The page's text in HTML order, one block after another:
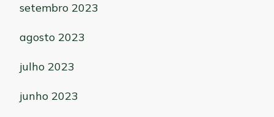
setembro 2023
agosto 2023
julho 2023
junho 2023